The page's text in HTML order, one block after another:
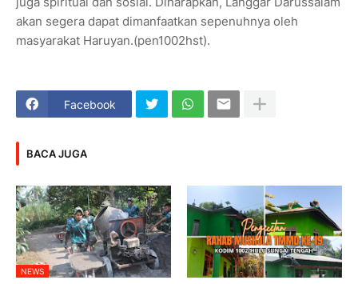
akan segera dapat dimanfaatkan sepenuhnya oleh
masyarakat Haruyan.(pen1002hst).
Facebook
BACA JUGA
NEWS